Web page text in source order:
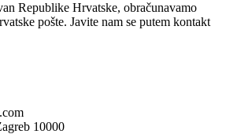
Republike Hrvatske, obračunavamo
pošte. Javite nam se putem kontakt
10000